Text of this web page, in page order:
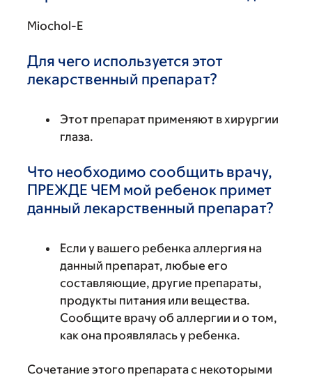
Miochol-E
Для чего используется этот
лекарственный препарат?
Этот препарат применяют в хирургии
глаза.
Что необходимо сообщить врачу,
ПРЕЖДЕ ЧЕМ мой ребенок примет
данный лекарственный препарат?
Если у вашего ребенка аллергия на
данный препарат, любые его
составляющие, другие препараты,
продукты питания или вещества.
Сообщите врачу об аллергии и о том,
как она проявлялась у ребенка.
Сочетание этого препарата с некоторыми